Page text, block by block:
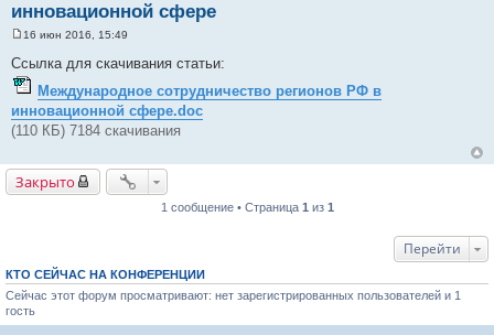
инновационной сфере
о
б
щ
е
н
и
16 июн 2016, 15:49
Ссылка для скачивания статьи:
Международное сотрудничество регионов РФ в
инновационной сфере.doc
(110 КБ) 7184 скачивания
Закрыто
1 сообщение • Страница 1 из 1
Перейти
КТО СЕЙЧАС НА КОНФЕРЕНЦИИ
Сейчас этот форум просматривают: нет зарегистрированных пользователей и 1
гость